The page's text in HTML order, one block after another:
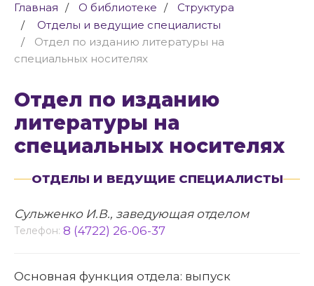
Главная О библиотеке
Структура
Отделы и ведущие специалисты
Отдел по изданию литературы на
специальных носителях
Отдел по изданию
литературы на
специальных носителях
ОТДЕЛЫ И ВЕДУЩИЕ СПЕЦИАЛИСТЫ
Сульженко И.В., заведующая отделом
Телефон: 8 (4722) 26-06-37
Основная функция отдела: выпуск